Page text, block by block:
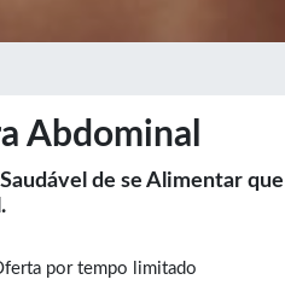
Abdominal
de se Alimentar
por tempo limitado